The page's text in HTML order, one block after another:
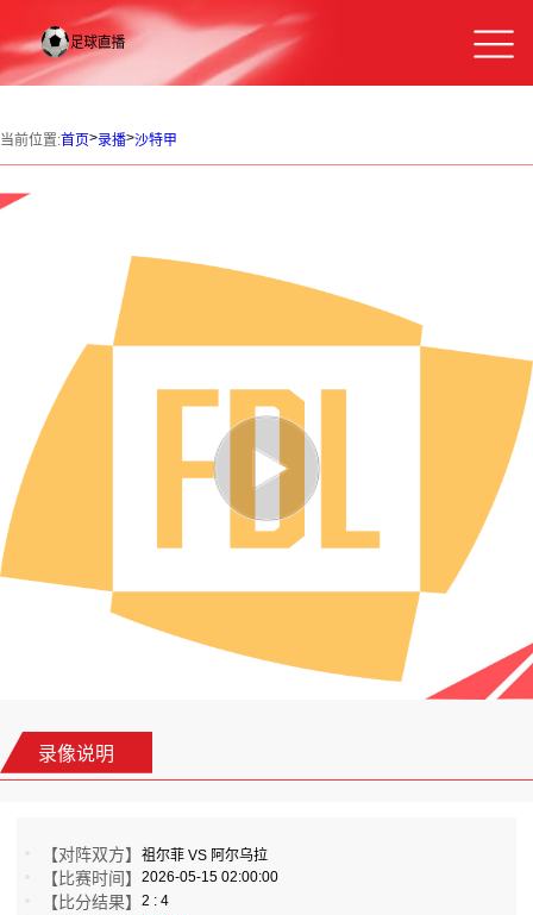
当前位置:首页>录播>沙特甲
录像说明
【对阵双方】祖尔菲 VS 阿尔乌拉
【比赛时间】2026-05-15 02:00:00
【比分结果】2 : 4